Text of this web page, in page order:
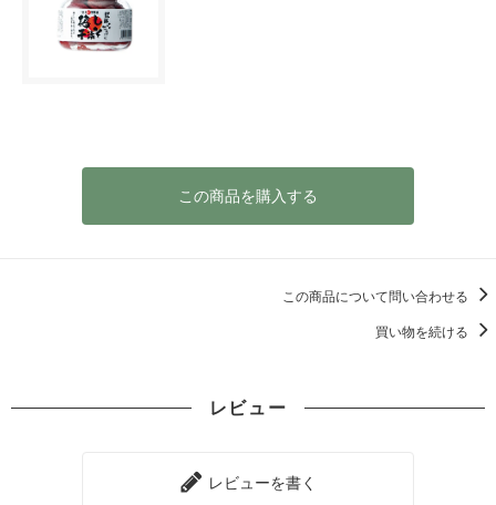
この商品を購入する
この商品について問い合わせる
買い物を続ける
レビュー
レビューを書く